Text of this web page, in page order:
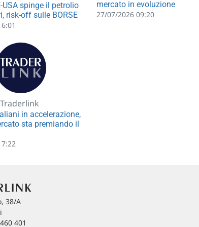
USA spinge il petrolio
risk-off sulle BORSE
mercato in evoluzione
27/07/2026 09:20
in accelerazione,
sta premiando il
38/A
401